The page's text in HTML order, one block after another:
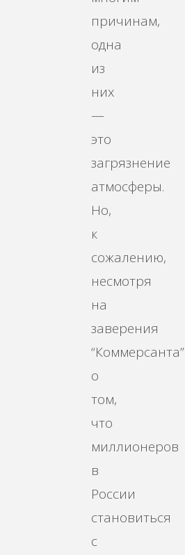
причинам,
одна
из
них
—
это
загрязнение
атмосферы.
Но,
к
сожалению,
несмотря
на
заверения
“Коммерсанта”
о
том,
что
миллионеров
в
России
становиться
с